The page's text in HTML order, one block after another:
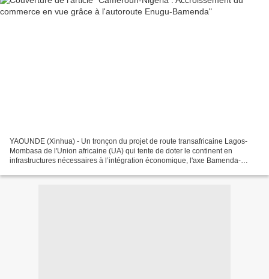
YAOUNDE (Xinhua) - Un tronçon du projet de route transafricaine Lagos-
Mombasa de l'Union africaine (UA) qui tente de doter le continent en
infrastructures nécessaires à l’intégration économique, l'axe Bamenda-